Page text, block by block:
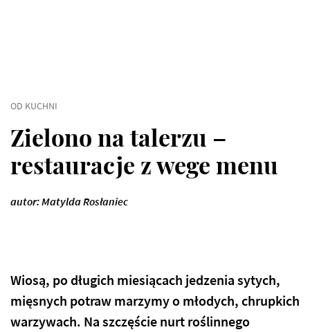
OD KUCHNI
Zielono na talerzu –
restauracje z wege menu
autor: Matylda Rosłaniec
Wiosą, po długich miesiącach jedzenia sytych,
mięsnych potraw marzymy o młodych, chrupkich
warzywach. Na szczęście nurt roślinnego